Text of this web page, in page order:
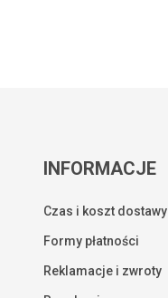
INFORMACJE
Czas i koszt dostawy
Formy płatności
Reklamacje i zwroty